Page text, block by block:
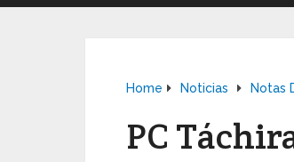
Home Noticias Notas
PC